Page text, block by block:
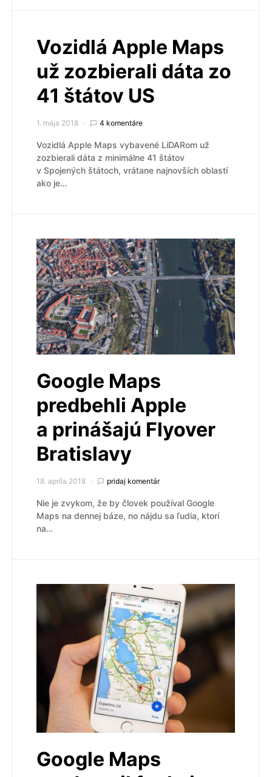
Vozidlá Apple Maps
už zozbierali dáta zo
41 štátov US
1. mája 2018 4 komentáre
Vozidlá Apple Maps vybavené LiDARom už
zozbierali dáta z minimálne 41 štátov
v Spojených štátoch, vrátane najnovších oblastí
ako je…
Google Maps
predbehli Apple
a prinášajú Flyover
Bratislavy
18. apríla 2018 pridaj komentár
Nie je zvykom, že by človek používal Google
Maps na dennej báze, no nájdu sa ľudia, ktorí
na…
Google Maps